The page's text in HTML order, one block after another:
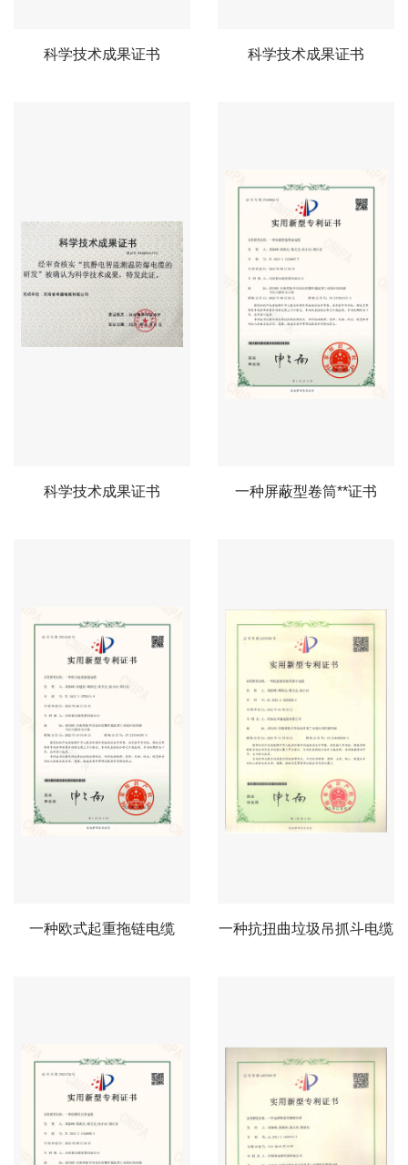
科学技术成果证书 科学技术成果证书
科学技术成果证书 一种屏蔽型卷筒**证书
一种欧式起重拖链电缆 一种抗扭曲垃圾吊抓斗电缆